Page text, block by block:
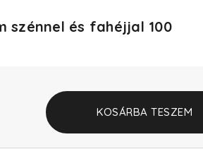
szénnel és fahéjjal 100
KOSÁRBA TESZEM